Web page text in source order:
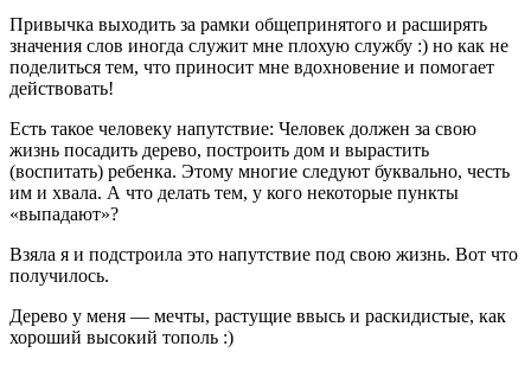
Привычка выходить за рамки общепринятого и расширять
значения слов иногда служит мне плохую службу :) но как не
поделиться тем, что приносит мне вдохновение и помогает
действовать!
Есть такое человеку напутствие: Человек должен за свою
жизнь посадить дерево, построить дом и вырастить
(воспитать) ребенка. Этому многие следуют буквально, честь
им и хвала. А что делать тем, у кого некоторые пункты
«выпадают»?
Взяла я и подстроила это напутствие под свою жизнь. Вот что
получилось.
Дерево у меня — мечты, растущие ввысь и раскидистые, как
хороший высокий тополь :)